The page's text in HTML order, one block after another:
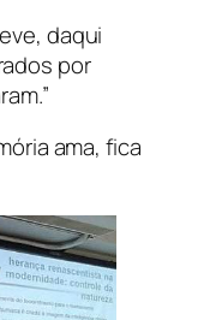
daqui
por
ama, fica